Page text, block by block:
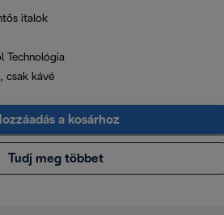
italok
Technológia
csak kávé
a kosárhoz
Tudj meg többet